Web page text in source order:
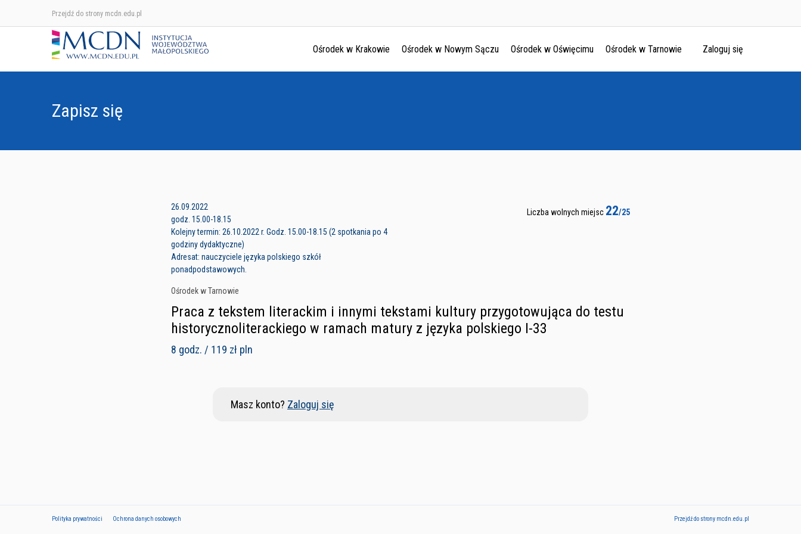
Przejdź do strony mcdn.edu.pl
Ośrodek w Krakowie Ośrodek w Nowym Sączu Ośrodek w Oświęcimu Ośrodek w Tarnowie Zaloguj się
Zapisz się
26.09.2022
godz. 15.00-18.15
Kolejny termin: 26.10.2022 r. Godz. 15.00-18.15 (2 spotkania po 4
godziny dydaktyczne)
Adresat: nauczyciele języka polskiego szkół
ponadpodstawowych.
Ośrodek w Tarnowie
Liczba wolnych miejsc 22/25
Praca z tekstem literackim i innymi tekstami kultury przygotowująca do testu
historycznoliterackiego w ramach matury z języka polskiego I-33
8 godz. / 119 zł pln
Masz konto? Zaloguj się
Polityka prywatności Ochrona danych osobowych Przejdź do strony mcdn.edu.pl
Ośrodek w Krakowie